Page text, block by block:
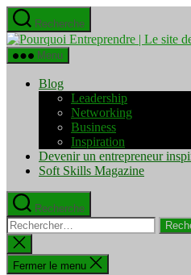
Aller
au
contenu
Recherche
Menu
Blog
Leadership
Networking
Business
Inspiration
Devenir un entrepreneur
Soft Skills Magazine
Recherche
Rechercher :
Fermer
la
recherche
Fermer le menu